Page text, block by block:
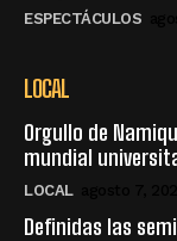
ESPECTÁCULOS
LOCAL
Orgullo de
mundial
LOCAL
Definidas las